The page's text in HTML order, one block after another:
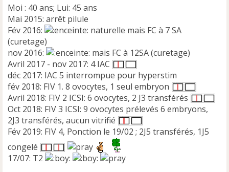
Moi : 40 ans; Lui: 45 ans
Mai 2015: arrêt pilule
Fév 2016:
naturelle mais FC à 7 SA
(curetage)
nov 2016:
mais FC à 12SA (curetage)
Avril 2017 - nov 2017: 4 IAC
déc 2017: IAC 5 interrompue pour hyperstim
fév 2018: FIV 1. 8 ovocytes, 1 seul embryon
Avril 2018: FIV 2 ICSI: 6 ovocytes, 2 J3 transférés
Oct 2018: FIV 3 ICSI: 9 ovocytes prélevés 6 embryons,
2J3 transférés, aucun vitrifié
Fév 2019: FIV 4, Ponction le 19/02 ; 2J5 transférés, 1J5
congelé
17/07: T2